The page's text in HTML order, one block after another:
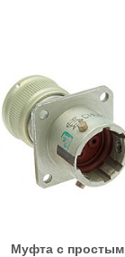
Муфта с простым